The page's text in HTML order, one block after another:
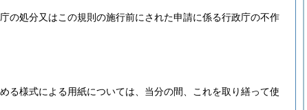
の処分又はこの規則の施行前にされた申請に係る行政庁の不作
る様式による用紙については、当分の間、これを取り繕って使